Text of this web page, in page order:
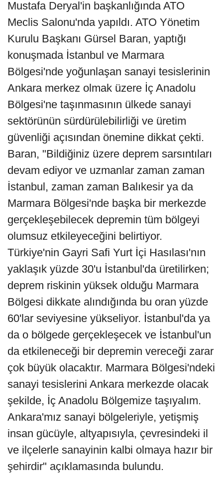
Mustafa Deryal'in başkanlığında ATO
Meclis Salonu'nda yapıldı. ATO Yönetim
Kurulu Başkanı Gürsel Baran, yaptığı
konuşmada İstanbul ve Marmara
Bölgesi'nde yoğunlaşan sanayi tesislerinin
Ankara merkez olmak üzere İç Anadolu
Bölgesi'ne taşınmasının ülkede sanayi
sektörünün sürdürülebilirliği ve üretim
güvenliği açısından önemine dikkat çekti.
Baran, "Bildiğiniz üzere deprem sarsıntıları
devam ediyor ve uzmanlar zaman zaman
İstanbul, zaman zaman Balıkesir ya da
Marmara Bölgesi'nde başka bir merkezde
gerçekleşebilecek depremin tüm bölgeyi
olumsuz etkileyeceğini belirtiyor.
Türkiye'nin Gayri Safi Yurt İçi Hasılası'nın
yaklaşık yüzde 30'u İstanbul'da üretilirken;
deprem riskinin yüksek olduğu Marmara
Bölgesi dikkate alındığında bu oran yüzde
60'lar seviyesine yükseliyor. İstanbul'da ya
da o bölgede gerçekleşecek ve İstanbul'un
da etkileneceği bir depremin vereceği zarar
çok büyük olacaktır. Marmara Bölgesi'ndeki
sanayi tesislerini Ankara merkezde olacak
şekilde, İç Anadolu Bölgemize taşıyalım.
Ankara'mız sanayi bölgeleriyle, yetişmiş
insan gücüyle, altyapısıyla, çevresindeki il
ve ilçelerle sanayinin kalbi olmaya hazır bir
şehirdir" açıklamasında bulundu.